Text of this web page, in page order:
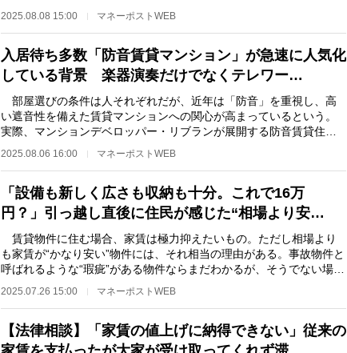
人”だ。エンタメウォッチ…
2025.08.08 15:00 マネーポストWEB
入居待ち多数「防音賃貸マンション」が急速に人気化
している背景 楽器演奏だけでなくテレワー…
部屋選びの条件は人それぞれだが、近年は「防音」を重視し、高
い遮音性を備えた賃貸マンションへの関心が高まっているという。
実際、マンションデベロッパー・リブランが展開する防音賃貸住宅
2025.08.06 16:00 マネーポストWEB
「設備も新しく広さも収納も十分。これで16万
円？」引っ越し直後に住民が感じた“相場より安…
賃貸物件に住む場合、家賃は極力抑えたいもの。ただし相場より
も家賃が“かなり安い”物件には、それ相当の理由がある。事故物件と
呼ばれるような“瑕疵”がある物件ならまだわかるが、そうでない場合
2025.07.26 15:00 マネーポストWEB
【法律相談】「家賃の値上げに納得できない」従来の